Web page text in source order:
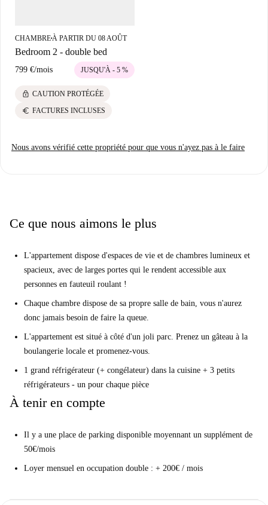
ou prenez le goût du Mexique sur votre propre rue. Avec des liens
fantastiques vers les transports publics et un parc au bout de votre route,
vous adorerez vivre ici.
CHAMBRE■À PARTIR DU 08 AOÛT
Bedroom 2 - double bed
799 €/mois JUSQU'À - 5 %
lock CAUTION PROTÉGÉE
euro FACTURES INCLUSES
Nous avons vérifié cette propriété pour que vous n'ayez pas à le faire
Ce que nous aimons le plus
L'appartement dispose d'espaces de vie et de chambres lumineux et
spacieux, avec de larges portes qui le rendent accessible aux
personnes en fauteuil roulant !
Chaque chambre dispose de sa propre salle de bain, vous n'aurez
donc jamais besoin de faire la queue.
L'appartement est situé à côté d'un joli parc. Prenez un gâteau à la
boulangerie locale et promenez-vous.
1 grand réfrigérateur (+ congélateur) dans la cuisine + 3 petits
réfrigérateurs - un pour chaque pièce
À tenir en compte
Il y a une place de parking disponible moyennant un supplément de
50€/mois
Loyer mensuel en occupation double : + 200€ / mois